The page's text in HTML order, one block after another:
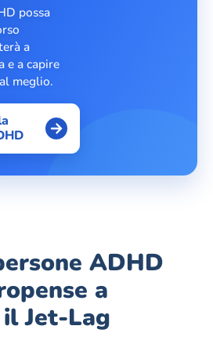
possa
a
e a capire
meglio.
ADHD
a
Jet-Lag